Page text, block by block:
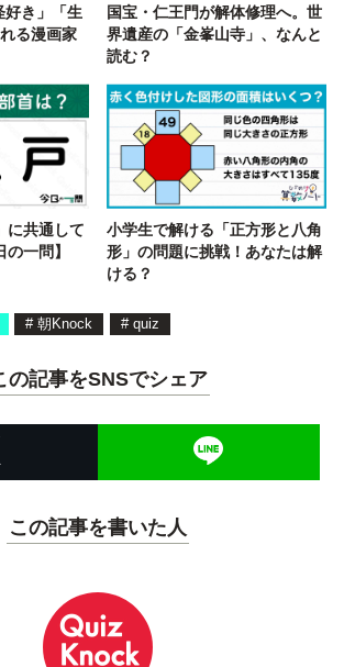
好き」「生
る漫画家
国宝・仁王門が解体修理へ。世
界遺産の「金峯山寺」、なんと
読む？
に共通して
一問】
小学生で解ける「正方形と八角
形」の問題に挑戦！あなたは解
ける？
# 朝Knock # quiz
の記事をSNSでシェア
この記事を書いた人